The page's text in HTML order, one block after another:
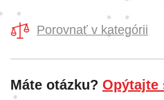
Porovnať v kategórii
Máte otázku? Opýtajte